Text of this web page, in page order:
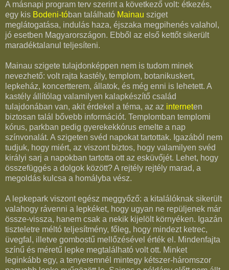
A másnapi program terv szerint a következő volt: étkezés,
egy kis Bodeni-tóban található Mainau sziget
meglátogatása, indulás haza, éjszaka megpihenés valahol,
jó esetben Magyarországon. Ebből az első kettőt sikerült
maradéktalanul teljesíteni.
Mainau szigete tulajdonképpen nem is tudom minek
nevezhető: volt rajta kastély, templom, botanikuskert,
lepkeház, koncertterem, állatok, és még enni is lehetett. A
kastély állítólag valamilyen kalapkészítő család
tulajdonában van, akit érdekel a téma, az az interneten
biztosan talál bővebb információt. Templomban templomi
kórus, parkban pedig gyerekekkórus emelte a nap
színvonalát. A szigeten svéd napokat tartottak. Igazából nem
tudjuk, hogy miért, az viszont biztos, hogy valamilyen svéd
királyi sarj a napokban tartotta ott az esküvőjét. Lehet, hogy
összefüggés a dolgok között? A rejtély rejtély marad, a
megoldás kulcsa a homályba vész.
A lepkepark viszont egész meggyőző: a kitalálóknak sikerült
valahogy rávenni a lepkéket, hogy ugyan ne repüljenek már
össze-vissza, hanem csak a nekik kijelölt környéken. Igazán
tiszteletre méltó teljesítmény, főleg, hogy mindezt ketrec,
üvegfal, illetve gombostű mellőzésével érték el. Mindenfajta
színű és méretű lepke megtalálható volt ott. Minket
leginkább egy, a tenyeremnél mintegy kétszer-háromszor